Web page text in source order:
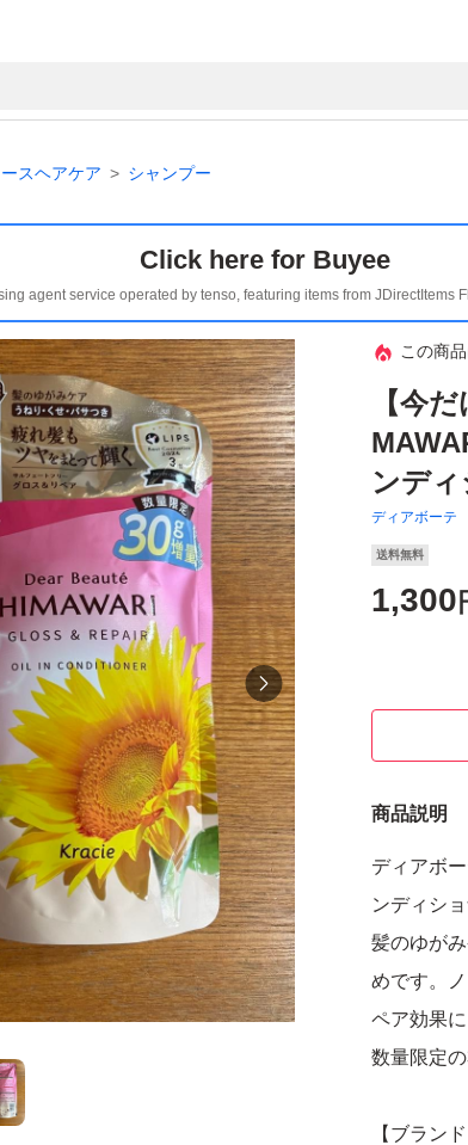
スヘアケア シャンプー
Click here for Buyee
agent service operated by tenso, featuring items from JDirectItems
この商
【今
ンデ
ディアボーテ
送料無料
1,300
商品説明
ディアボ
ンディシ
髪のゆが
めです。
ペア効果
数量限定
【ブラン